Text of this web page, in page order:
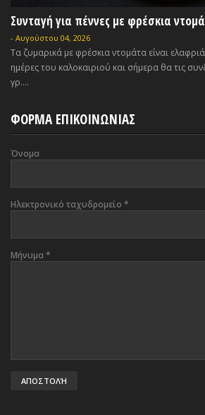
Συνταγή για πέννες με φρέσκια
- Αυγούστου 04, 2026
Τα ζυμαρικά με φρέσκια ντομάτα είναι ελαφριά
ημέρες του καλοκαιριού και σήμερα θα τις
γρ....
ΦΟΡΜΑ ΕΠΙΚΟΙΝΩΝΙΑΣ
Όνομα
Ηλεκτρονικό ταχυδρομείο *
Μήνυμα *